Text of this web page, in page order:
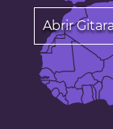
Abrir